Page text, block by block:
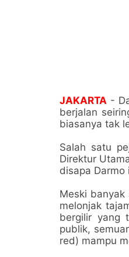
JAKARTA -
berjalan
biasanya tak
Salah satu
Direktur
disapa
Meski
melonjak
bergilir yang
publik,
red) mampu